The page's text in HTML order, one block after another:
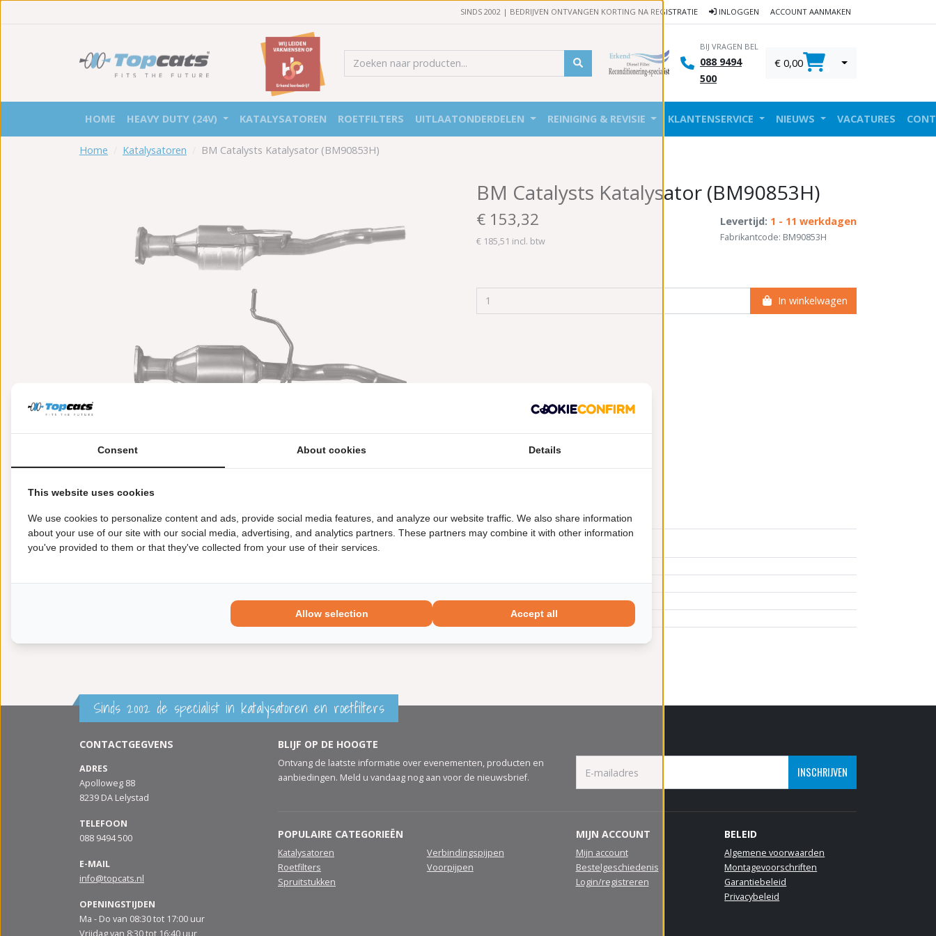
SINDS 2002 | BEDRIJVEN ONTVANGEN KORTING NA REGISTRATIE INLOGGEN ACCOUNT AANMAKEN
BIJ VRAGEN BEL
088 9494
500
€ 0,00
HOME HEAVY DUTY (24V) KATALYSATOREN ROETFILTERS UITLAATONDERDELEN REINIGING & REVISIE KLANTENSERVICE NIEUWS VACATURES
Home Katalysatoren BM Catalysts Katalysator (BM90853H)
BM Catalysts Katalysator (BM90853H)
€ 153,32
€ 185,51 incl. btw
Levertijd: 1 - 11 werkdagen
Fabrikantcode: BM90853H
In winkelwagen
Garantie:2 jaar garantie
Enkel in combinatie met:FK90853
Sinds 2002 de specialist in katalysatoren en roetfilters
CONTACTGEGVENS
ADRES
Apolloweg 88
8239 DA Lelystad
TELEFOON
088 9494 500
E-MAIL
info@topcats.nl
OPENINGSTIJDEN
Ma - Do van 08:30 tot 17:00 uur
BLIJF OP DE HOOGTE
Ontvang de laatste informatie over evenementen, producten en
aanbiedingen. Meld u vandaag nog aan voor de nieuwsbrief.
INSCHRIJVEN
POPULAIRE CATEGORIEËN
Katalysatoren
Roetfilters
Spruitstukken
Verbindingspijpen
Voorpijpen
MIJN ACCOUNT
Mijn account
Bestelgeschiedenis
Login/registreren
BELEID
Algemene voorwaarden
Montagevoorschriften
Garantiebeleid
Privacybeleid
Consent About cookies Details
This website uses cookies
We use cookies to personalize content and ads, provide social media features, and analyze our website traffic. We also share information
about your use of our site with our social media, advertising, and analytics partners. These partners may combine it with other information
you've provided to them or that they've collected from your use of their services.
Allow selection Accept all